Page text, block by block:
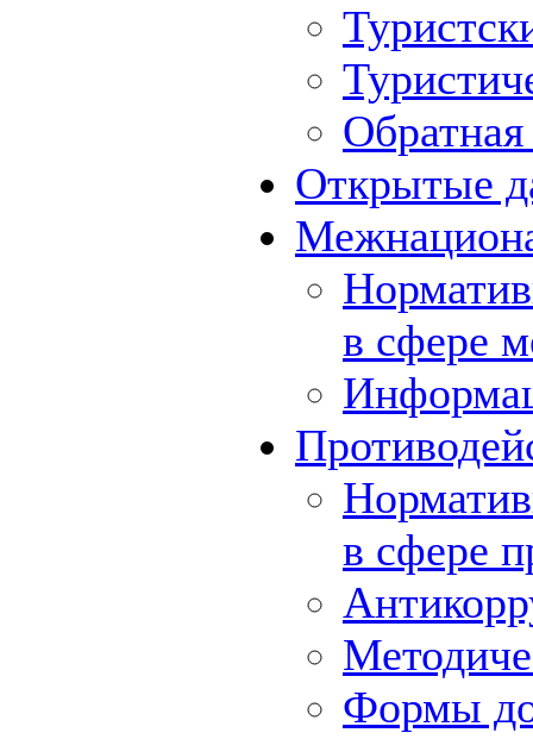
Обратная
Открытые
в сфере
в сфере
Формы